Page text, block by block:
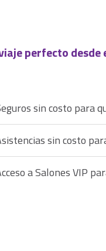
perfecto
sin costo para
sin costo
a Salones VIP